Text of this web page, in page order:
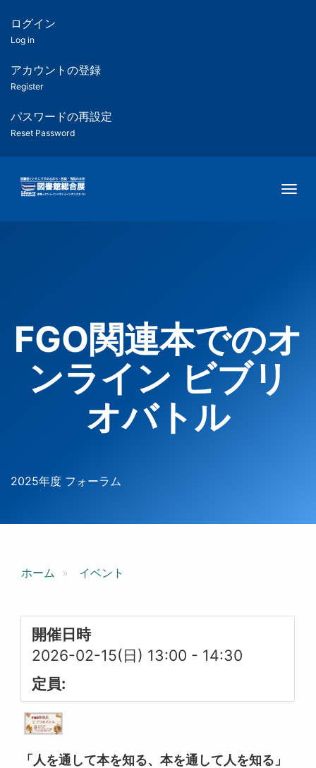
ツ
匿
名
ユ
ー
ー
用
メ
ログイン
Log in
アカウントの登録
Register
パスワードの再設定
Reset Password
FGO関連本でのオ
ンライン ビブリ
オバトル
2025年度 フォーラム
ホーム イベント
開催日時
2026-02-15(日) 13:00 - 14:30
定員:
「人を通して本を知る、本を通して人を知る」